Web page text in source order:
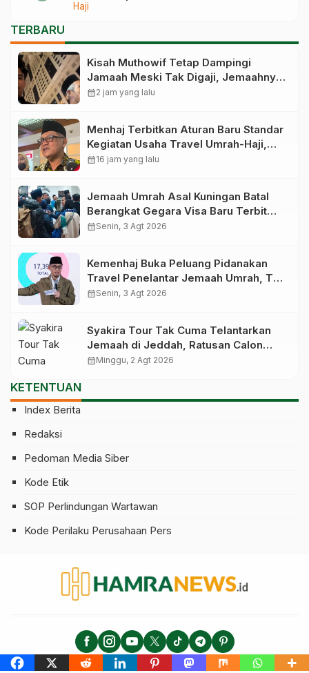
Haji
TERBARU
Kisah Muthowif Tetap Dampingi
Jamaah Meski Tak Digaji, Jemaahnya
Korban Penelantaran Pihak Travel
calendar_month2 jam yang lalu
Menhaj Terbitkan Aturan Baru Standar
Kegiatan Usaha Travel Umrah-Haji,
Siap-siap Disanksi Jika Melanggar
calendar_month16 jam yang lalu
Jemaah Umrah Asal Kuningan Batal
Berangkat Gegara Visa Baru Terbit
Saat Pesawat Lepas Landas
calendar_monthSenin, 3 Agt 2026
Kemenhaj Buka Peluang Pidanakan
Travel Penelantar Jemaah Umrah, Tak
Cuma Dicabut Izinnya
calendar_monthSenin, 3 Agt 2026
Syakira Tour Tak Cuma Telantarkan
Jemaah di Jeddah, Ratusan Calon
Jemaah yang Sudah Setor Miliaran
calendar_monthMinggu, 2 Agt 2026
KETENTUAN
Index Berita
Redaksi
Pedoman Media Siber
Kode Etik
SOP Perlindungan Wartawan
Kode Perilaku Perusahaan Pers